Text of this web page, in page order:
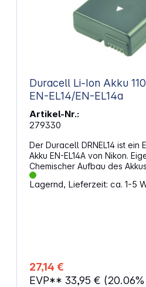
Duracell Li-Ion Akku 1100mAh
EN-EL14/EN-EL14a
Artikel-Nr.:
279330
Der Duracell DRNEL14 ist ein
Akku EN-EL14A von Nikon.
Chemischer Aufbau des
Ionen (Neuerer Typ
mit sehr guter Leistungsabgabe) Spannung:
P7700, COOLPIX P7800,
D5100, D5200, D5300, D5500
Lagernd, Lieferzeit: ca. 1-5
27,14 €
EVP** 33,95 €